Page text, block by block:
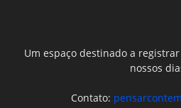
Um espaço destinado a
nossos
Contato: